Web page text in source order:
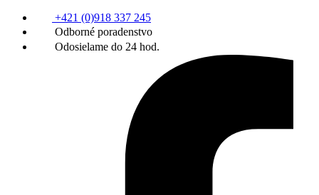
+421 (0)918 337 245
Odborné poradenstvo
Odosielame do 24 hod.